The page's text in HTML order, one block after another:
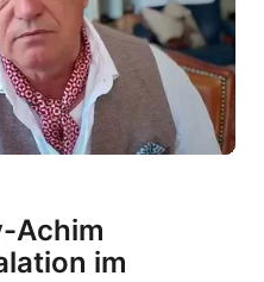
Achim
im